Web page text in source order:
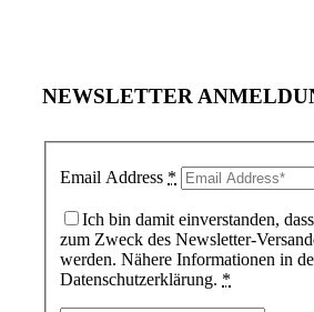
NEWSLETTER
Email Address *
Ich bin damit einverstanden,
zum Zweck des Newsletter-
werden. Nähere Informationen in
Datenschutzerklärung. *